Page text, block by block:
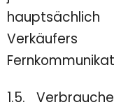
1.5.